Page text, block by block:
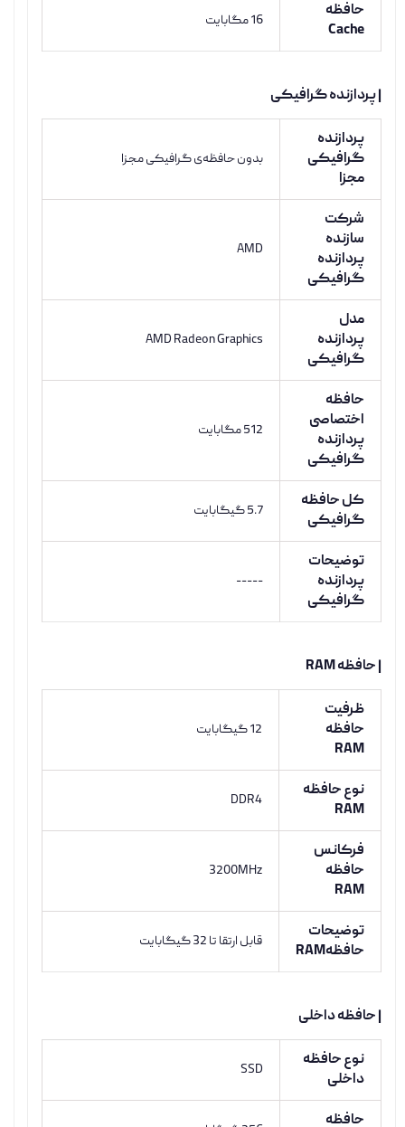
حافظه
Cache
16 مگابایت
| پردازنده گرافیکی
پردازنده
گرافیکی
مجزا
بدون حافظه‌ی گرافیکی مجزا
شرکت
سازنده
پردازنده
گرافیکی
AMD
مدل
پردازنده
گرافیکی
AMD Radeon Graphics
حافظه
اختصاصی
پردازنده
گرافیکی
512 مگابایت
کل حافظه
گرافیکی
5.7 گیگابایت
توضیحات
پردازنده
گرافیکی
-----
| حافظه RAM
ظرفیت
حافظه
RAM
12 گیگابایت
نوع حافظه
RAM
DDR4
فرکانس
حافظه
RAM
3200MHz
توضیحات
حافظهRAM
قابل ارتقا تا 32 گیگابایت
| حافظه داخلی
نوع حافظه
داخلی
SSD
حافظه